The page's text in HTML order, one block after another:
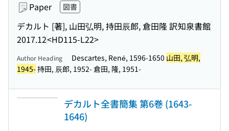
Paper 図書
デカルト [著], 山田弘明, 持田辰郎, 倉田隆 訳知泉書館
2017.12<HD115-L22>
Author Heading Descartes, René, 1596-1650 山田, 弘明,
1945-持田, 辰郎, 1952- 倉田, 隆, 1951-
デカルト全書簡集 第6巻 (1643-
1646)